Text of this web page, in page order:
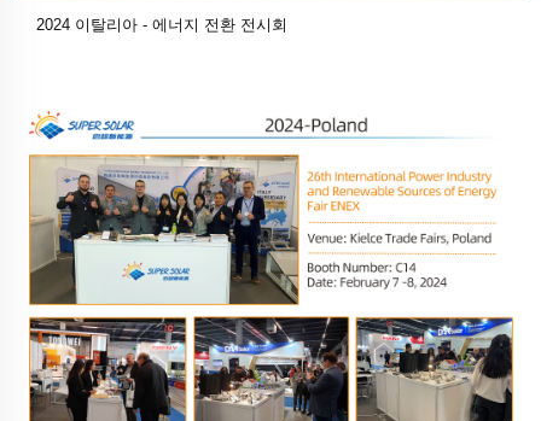
2024 이탈리아 - 에너지 전환 전시회